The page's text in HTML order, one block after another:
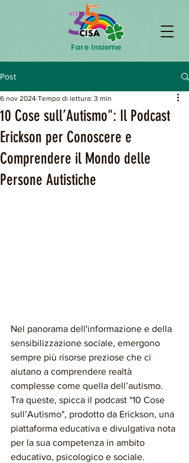
Fare Insieme
Post
10 Cose sull’Autismo": Il Podcast
Erickson per Conoscere e
Comprendere il Mondo delle
Persone Autistiche
6 nov 2024 Tempo di lettura: 3 min
Nel panorama dell'informazione e della
sensibilizzazione sociale, emergono
sempre più risorse preziose che ci
aiutano a comprendere realtà
complesse come quella dell’autismo.
Tra queste, spicca il podcast "10 Cose
sull’Autismo", prodotto da Erickson, una
piattaforma educativa e divulgativa nota
per la sua competenza in ambito
educativo, psicologico e sociale.